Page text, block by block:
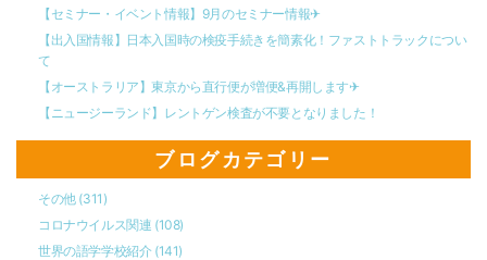
【セミナー・イベント情報】9月のセミナー情報✈︎
【出入国情報】日本入国時の検疫手続きを簡素化！ファストトラックについ
て
【オーストラリア】東京から直行便が増便&再開します✈︎
【ニュージーランド】レントゲン検査が不要となりました！
ブログカテゴリー
その他 (311)
コロナウイルス関連 (108)
世界の語学学校紹介 (141)